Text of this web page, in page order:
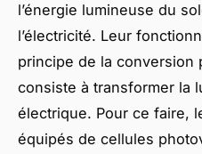
l’énergie lumineuse du
l’électricité. Leur
principe de la conversion
consiste à transformer la
électrique. Pour ce faire,
équipés de cellules